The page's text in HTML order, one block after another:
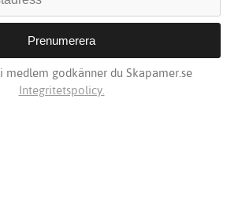
medlem godkänner du Skapamer.se
Integritetspolicy.